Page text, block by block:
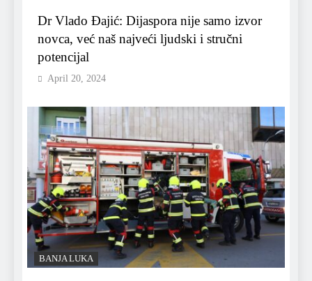
Dr Vlado Đajić: Dijaspora nije samo izvor
novca, već naš najveći ljudski i stručni
potencijal
April 20, 2024
BANJA LUKA